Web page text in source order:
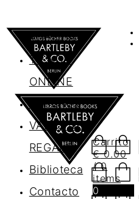
AGENDA
TIENDA
ONLINE
Nosotros
VALES DE
REGALO
Biblioteca
Contacto
Carrito
€0.00
/ 0
items
0